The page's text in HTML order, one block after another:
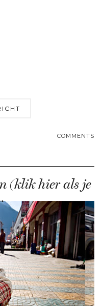
COMMENTS
(klik hier als je